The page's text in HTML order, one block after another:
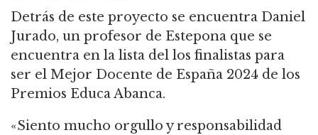
Detrás de este proyecto se encuentra Daniel
Jurado, un profesor de Estepona que se
encuentra en la lista del los finalistas para
ser el Mejor Docente de España 2024 de los
Premios Educa Abanca.
«Siento mucho orgullo y responsabilidad